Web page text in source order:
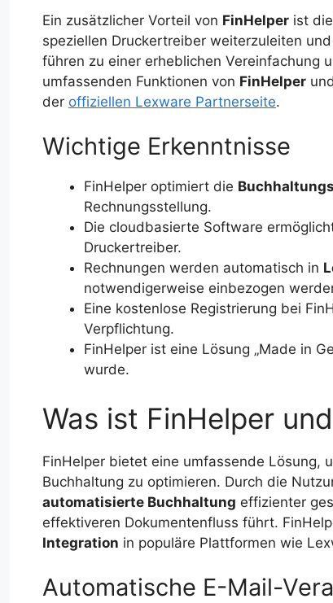
Ein zusätzlicher Vorteil von FinHelper ist
speziellen Druckertreiber weiterzuleiten
führen zu einer erheblichen Vereinfachung
umfassenden Funktionen von FinHelper
der offiziellen Lexware Partnerseite.
Wichtige Erkenntnisse
FinHelper optimiert die
Rechnungsstellung.
Die cloudbasierte Software
Druckertreiber.
Rechnungen werden automatisch in
notwendigerweise einbezogen
Eine kostenlose Registrierung bei
Verpflichtung.
FinHelper ist eine Lösung „Made in
wurde.
Was ist FinHelper
FinHelper bietet eine umfassende Lösung,
Buchhaltung zu optimieren. Durch die
automatisierte Buchhaltung effizienter
effektiveren Dokumentenfluss führt.
Integration in populäre Plattformen wie
Automatische E-Mail-